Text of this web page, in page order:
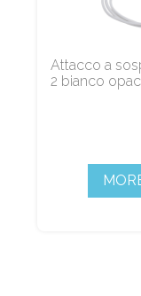
Attacco a
2 bianco